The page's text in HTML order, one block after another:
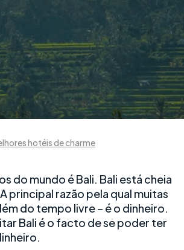
hotéis de charme
do mundo é Bali. Bali está cheia
principal razão pela qual muitas
do tempo livre – é o dinheiro.
Bali é o facto de se poder ter